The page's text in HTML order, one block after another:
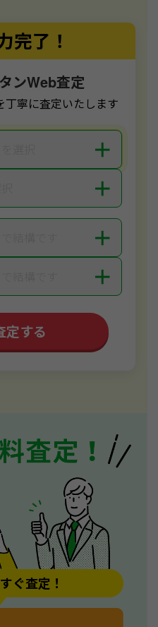
完了！
ンWeb査定
丁寧に査定いたします
＋
＋
＋
＋
定する
ぐ査定！